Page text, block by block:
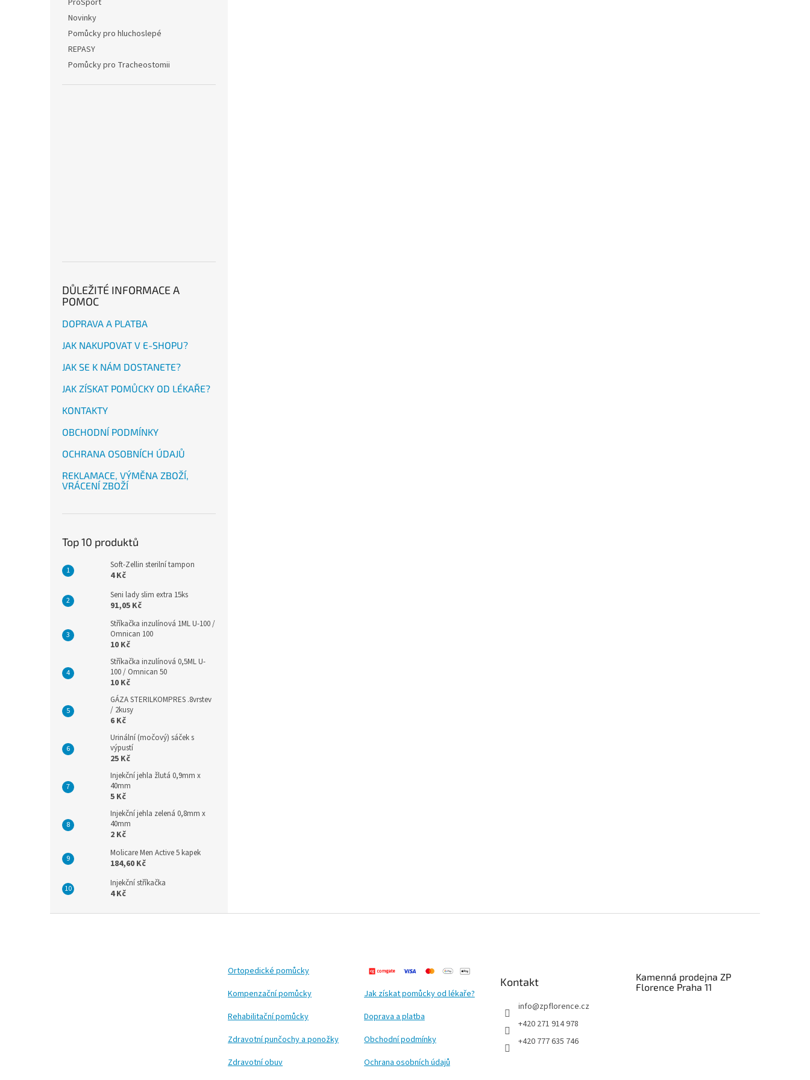
ProSport
Novinky
Pomůcky pro hluchoslepé
REPASY
Pomůcky pro Tracheostomii
DŮLEŽITÉ INFORMACE A
POMOC
DOPRAVA A PLATBA
JAK NAKUPOVAT V E-SHOPU?
JAK SE K NÁM DOSTANETE?
JAK ZÍSKAT POMŮCKY OD LÉKAŘE?
KONTAKTY
OBCHODNÍ PODMÍNKY
OCHRANA OSOBNÍCH ÚDAJŮ
REKLAMACE, VÝMĚNA ZBOŽÍ,
VRÁCENÍ ZBOŽÍ
Top 10 produktů
Soft-Zellin sterilní tampon
4 Kč
Seni lady slim extra 15ks
91,05 Kč
Stříkačka inzulínová 1ML U-100 /
Omnican 100
10 Kč
Stříkačka inzulínová 0,5ML U-
100 / Omnican 50
10 Kč
GÁZA STERILKOMPRES .8vrstev
/ 2kusy
6 Kč
Urinální (močový) sáček s
výpustí
25 Kč
Injekční jehla žlutá 0,9mm x
40mm
5 Kč
Injekční jehla zelená 0,8mm x
40mm
2 Kč
Molicare Men Active 5 kapek
184,60 Kč
Injekční stříkačka
4 Kč
Ortopedické pomůcky
Kompenzační pomůcky
Rehabilitační pomůcky
Zdravotní punčochy a ponožky
Zdravotní obuv
Jak získat pomůcky od lékaře?
Doprava a platba
Obchodní podmínky
Ochrana osobních údajů
Kontakt
info@zpflorence.cz
+420 271 914 978
+420 777 635 746
Kamenná prodejna ZP
Florence Praha 11